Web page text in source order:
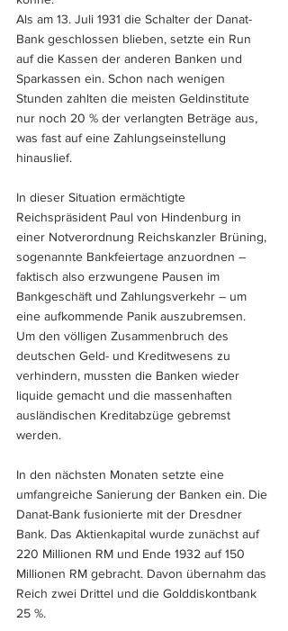
Als am 13. Juli 1931 die Schalter der Danat-
Bank geschlossen blieben, setzte ein Run
auf die Kassen der anderen Banken und
Sparkassen ein. Schon nach wenigen
Stunden zahlten die meisten Geldinstitute
nur noch 20 % der verlangten Beträge aus,
was fast auf eine Zahlungseinstellung
hinauslief.
In dieser Situation ermächtigte
Reichspräsident Paul von Hindenburg in
einer Notverordnung Reichskanzler Brüning,
sogenannte Bankfeiertage anzuordnen –
faktisch also erzwungene Pausen im
Bankgeschäft und Zahlungsverkehr – um
eine aufkommende Panik auszubremsen.
Um den völligen Zusammenbruch des
deutschen Geld- und Kreditwesens zu
verhindern, mussten die Banken wieder
liquide gemacht und die massenhaften
ausländischen Kreditabzüge gebremst
werden.
In den nächsten Monaten setzte eine
umfangreiche Sanierung der Banken ein. Die
Danat-Bank fusionierte mit der Dresdner
Bank. Das Aktienkapital wurde zunächst auf
220 Millionen RM und Ende 1932 auf 150
Millionen RM gebracht. Davon übernahm das
Reich zwei Drittel und die Golddiskontbank
25 %.